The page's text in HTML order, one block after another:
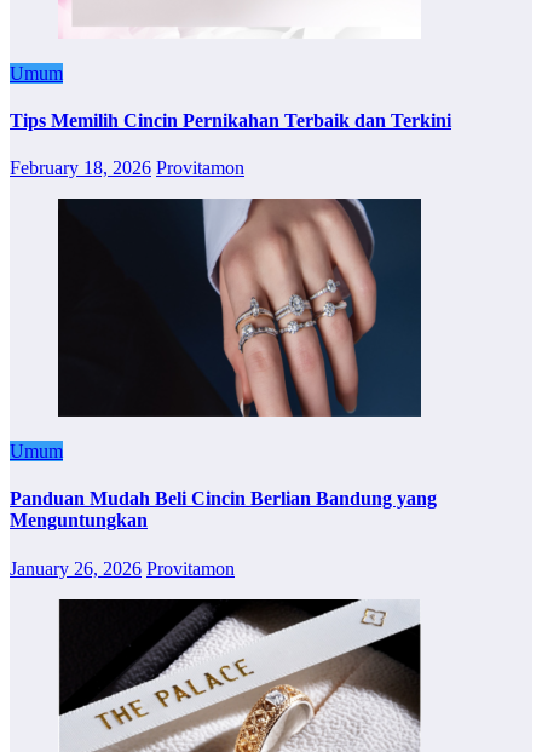
Umum
Tips Memilih Cincin Pernikahan Terbaik dan Terkini
February 18, 2026 Provitamon
Umum
Panduan Mudah Beli Cincin Berlian Bandung yang
Menguntungkan
January 26, 2026 Provitamon